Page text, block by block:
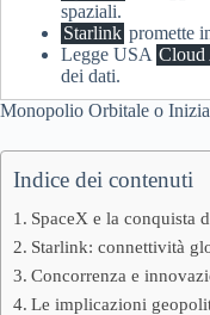
spaziali.
Starlink promette
Legge USA Cloud
dei dati.
Monopolio Orbitale o
Indice dei contenuti
SpaceX e la conquista
Starlink: connettività
Concorrenza e
Le implicazioni